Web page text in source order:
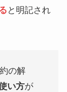
と明記され
の解
い方が